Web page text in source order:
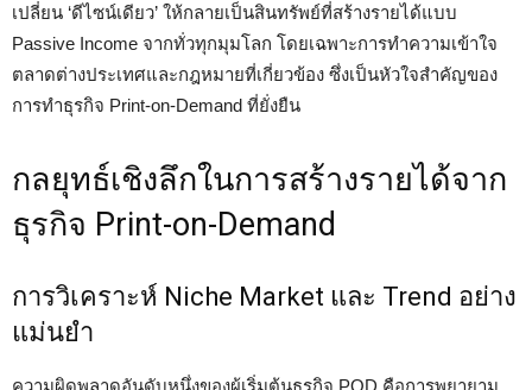
เปลี่ยน ‘ดีไซน์เดียว’ ให้กลายเป็นสินทรัพย์ที่สร้างรายได้แบบ
Passive Income จากทั่วทุกมุมโลก โดยเฉพาะการทำความเข้าใจ
ตลาดต่างประเทศและกฎหมายที่เกี่ยวข้อง ซึ่งเป็นหัวใจสำคัญของ
การทำธุรกิจ Print-on-Demand ที่ยั่งยืน
กลยุทธ์เชิงลึกในการสร้างรายได้จาก
ธุรกิจ Print-on-Demand
การวิเคราะห์ Niche Market และ Trend อย่าง
แม่นยำ
ความผิดพลาดอันดับหนึ่งของผู้เริ่มต้นธุรกิจ POD คือการพยายาม